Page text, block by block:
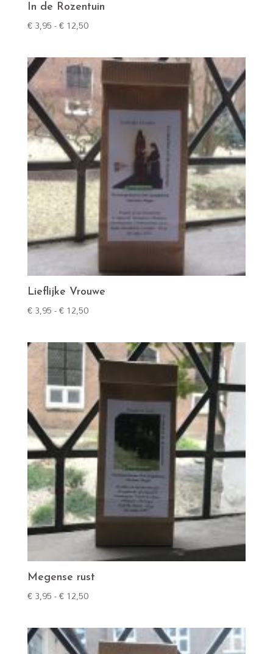
In de Rozentuin
€3,95-€12,50Prijsklasse:
€ 12,50
Lieflijke Vrouwe
€3,95-€12,50Prijsklasse:
€ 12,50
Megense rust
€3,95-€12,50Prijsklasse:
€ 12,50